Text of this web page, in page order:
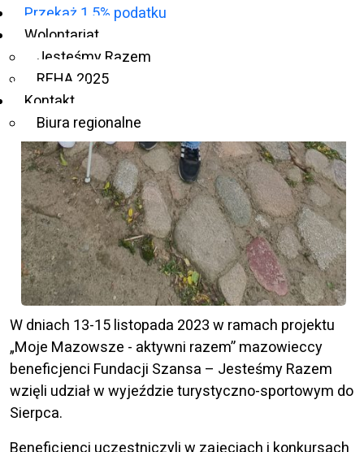
Przekaż 1.5% podatku
Wolontariat
Jesteśmy Razem
REHA 2025
Kontakt
Biura regionalne
W dniach 13-15 listopada 2023 w ramach projektu
„Moje Mazowsze - aktywni razem” mazowieccy
beneficjenci Fundacji Szansa – Jesteśmy Razem
wzięli udział w wyjeździe turystyczno-sportowym do
Sierpca.
Beneficjenci uczestniczyli w zajęciach i konkursach